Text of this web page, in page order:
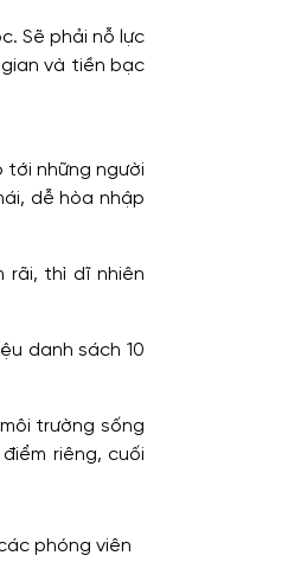
Sẽ phải nỗ lực
và tiền bạc
tới những người
dễ hòa nhập
rãi, thì dĩ nhiên
danh sách 10
trường sống
riêng, cuối
phóng viên